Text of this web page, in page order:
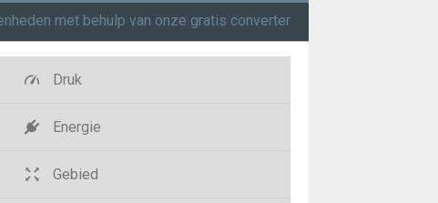
met behulp van onze gratis converter
Druk
Energie
Gebied